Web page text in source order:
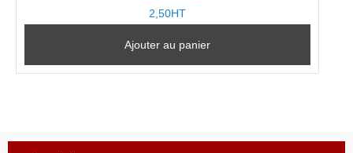
2,50HT
Ajouter au panier